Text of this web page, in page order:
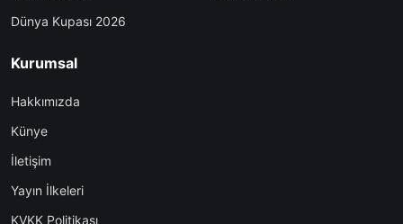
Dünya Kupası 2026
Kurumsal
Hakkımızda
Künye
İletişim
Yayın İlkeleri
KVKK Politikası